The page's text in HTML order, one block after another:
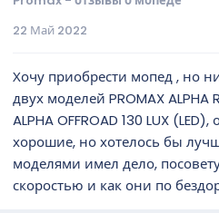
22 Май 2022
Хочу приобрести мопед , но
двух моделей PROMAX
ALPHA OFFROAD 130 LUX
хорошие, но хотелось бы
моделями имел дело,
скоростью и как они по